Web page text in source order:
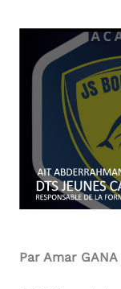
Par Amar GANA